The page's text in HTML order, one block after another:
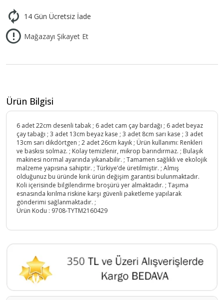
14 Gün Ücretsiz İade
Mağazayı Şikayet Et
Ürün Bilgisi
6 adet 22cm desenli tabak ; 6 adet cam çay bardağı ; 6 adet beyaz
çay tabağı ; 3 adet 13cm beyaz kase ; 3 adet 8cm sarı kase ; 3 adet
13cm sarı dikdörtgen ; 2 adet 26cm kayık ; Ürün kullanımı: Renkleri
ve baskısı solmaz. ; Kolay temizlenir, mikrop barındırmaz. ; Bulaşık
makinesi normal ayarında yıkanabilir. ; Tamamen sağlıklı ve ekolojik
malzeme yapısına sahiptir. ; Türkiye’de üretilmiştir. ; Almış
olduğunuz bu üründe kırık ürün değişim garantisi bulunmaktadır.
Koli içerisinde bilgilendirme broşürü yer almaktadır. ; Taşıma
esnasında kırılma riskine karşı güvenli paketleme yapılarak
gönderimi sağlanmaktadır. ;
Ürün Kodu : 9708-TYTM2160429